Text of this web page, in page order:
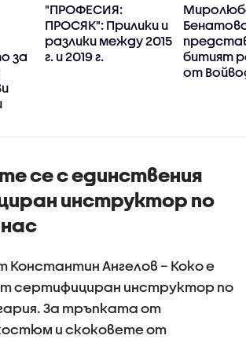
за
"ПРОФЕСИЯ:
ПРОСЯК": Прилики и
разлики между 2015
г. и 2019 г.
битият
от
се с единствения
инструктор по
Константин Ангелов – Коко е
сертифициран инструктор по
За тръпката от
и скоковете от